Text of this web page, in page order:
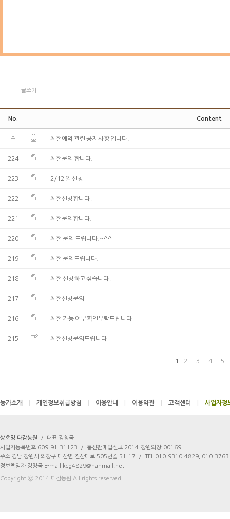
글쓰기
No. Content
체험예약 관련 공지 사항 입니다.
224 체험문의 합니다.
223 2/12 일 신청
222 체험신청합니다!
221 체험문의합니다.
220 체험 문의 드립니다.~^^
219 체험 문의드립니다.
218 체험 신청하고 싶습니다!
217 체험신청문의
216 체험 가능 여부 확인부탁드립니다
215 체험신청문의드립니다
1 2 3 4 5
농가소개 개인정보취급방침 이용안내 이용약관 고객센터
상호명 다감농원 /
대표 강창국
사업자등록번호 609-91-31123
/
통신판매업신고 2014-창원의창-00169
주소 경남 창원시 의창구 대산면 진산대로 505번길 51-17
/
TEL 010-9310-4829, 010-
정보책임자 강창국 E-mail kcg4829@hanmail.net
Copyright ⓒ 2014 다감농원 All rights reserved.